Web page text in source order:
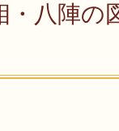
八陣の